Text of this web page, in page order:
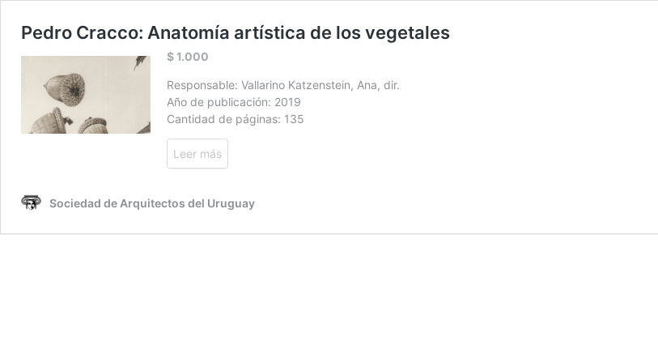
Pedro Cracco: Anatomía artística de los vegetales
$1.000
Responsable: Vallarino Katzenstein, Ana, dir.
Año de publicación: 2019
Cantidad de páginas: 135
Leer más
Sociedad de Arquitectos del Uruguay